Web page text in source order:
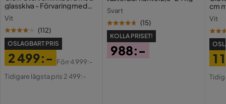
glasskiva - Förvaring med
Vit
(112)
OSLAGBART PRIS
Pris
2 499:-
Original
Förr4 999:-
Tidigare lägsta pris 2 499:-
Svart
(15)
KOLLA PRISET!
988:-
cm
Vit
1